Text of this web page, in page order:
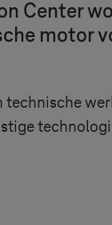
Center
motor
technische